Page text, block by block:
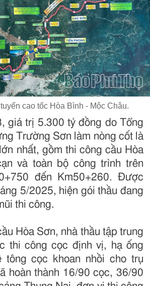
cao tốc Hòa Bình - Mộc Châu.
giá trị 5.300 tỷ đồng do Tổng
Trường Sơn làm nòng cốt là
nhất, gồm thi công cầu Hòa
và toàn bộ công trình trên
đến Km50+260. Được
5/2025, hiện gói thầu đang
thi công.
Hòa Sơn, nhà thầu tập trung
thi công cọc định vị, hạ ống
tông cọc khoan nhồi cho trụ
hoàn thành 16/90 cọc, 36/90